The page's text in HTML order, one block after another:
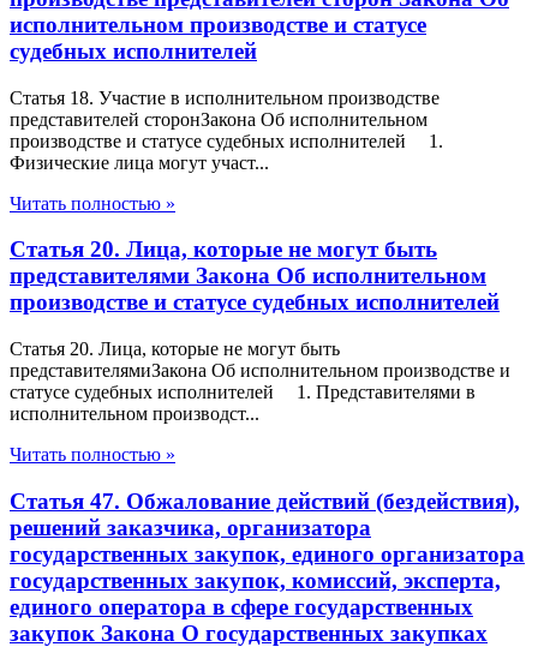
исполнительном производстве и статусе
судебных исполнителей
Статья 18. Участие в исполнительном производстве
представителей сторонЗакона Об исполнительном
производстве и статусе судебных исполнителей 1.
Физические лица могут участ...
Читать полностью »
Статья 20. Лица, которые не могут быть
представителями Закона Об исполнительном
производстве и статусе судебных исполнителей
Статья 20. Лица, которые не могут быть
представителямиЗакона Об исполнительном производстве и
статусе судебных исполнителей 1. Представителями в
исполнительном производст...
Читать полностью »
Статья 47. Обжалование действий (бездействия),
решений заказчика, организатора
государственных закупок, единого организатора
государственных закупок, комиссий, эксперта,
единого оператора в сфере государственных
закупок Закона О государственных закупках